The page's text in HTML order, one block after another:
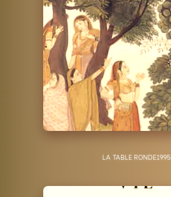
LA TABLE RONDE1995